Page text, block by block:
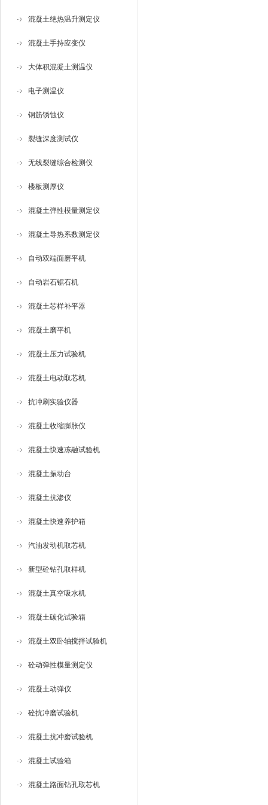
混凝土绝热温升测定仪
混凝土手持应变仪
大体积混凝土测温仪
电子测温仪
钢筋锈蚀仪
裂缝深度测试仪
无线裂缝综合检测仪
楼板测厚仪
混凝土弹性模量测定仪
混凝土导热系数测定仪
自动双端面磨平机
自动岩石锯石机
混凝土芯样补平器
混凝土磨平机
混凝土压力试验机
混凝土电动取芯机
抗冲刷实验仪器
混凝土收缩膨胀仪
混凝土快速冻融试验机
混凝土振动台
混凝土抗渗仪
混凝土快速养护箱
汽油发动机取芯机
新型砼钻孔取样机
混凝土真空吸水机
混凝土碳化试验箱
混凝土双卧轴搅拌试验机
砼动弹性模量测定仪
混凝土动弹仪
砼抗冲磨试验机
混凝土抗冲磨试验机
混凝土试验箱
混凝土路面钻孔取芯机